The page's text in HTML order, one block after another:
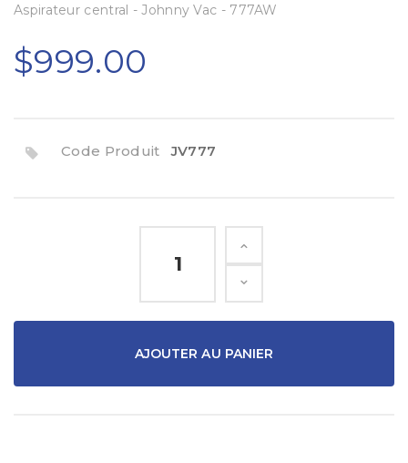
Aspirateur central - Johnny Vac - 777AW
$999.00
Code Produit JV777
AJOUTER AU PANIER